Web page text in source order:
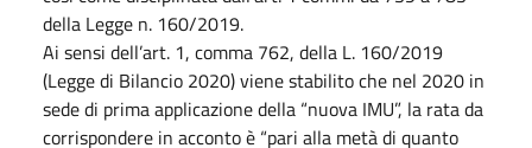
della Legge n. 160/2019.
Ai sensi dell’art. 1, comma 762, della L. 160/2019
(Legge di Bilancio 2020) viene stabilito che nel 2020 in
sede di prima applicazione della “nuova IMU”, la rata da
corrispondere in acconto è “pari alla metà di quanto